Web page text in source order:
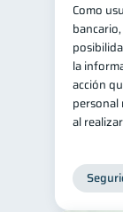
Como
la
acción
personal
al